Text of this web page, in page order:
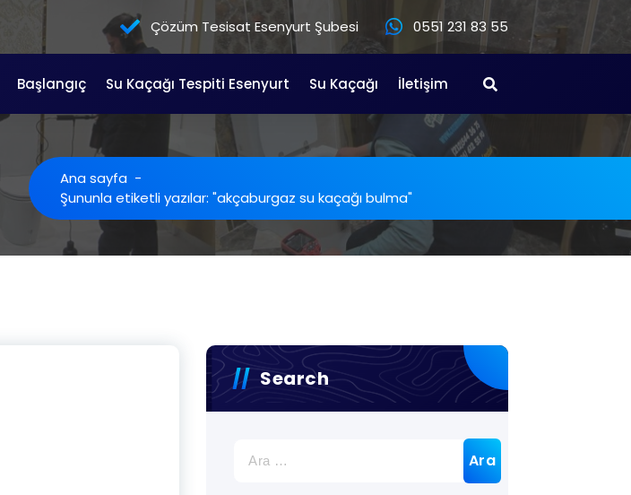
Çözüm Tesisat Esenyurt Şubesi 0551 231 83 55
Başlangıç Su Kaçağı Tespiti Esenyurt Su Kaçağı İletişim
Ana sayfa -
Şununla etiketli yazılar: "akçaburgaz su kaçağı bulma"
Search